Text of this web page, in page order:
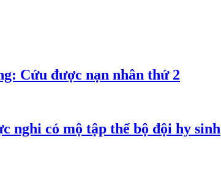
Cứu được nạn nhân thứ 2
nghi có mộ tập thể bộ đội hy sinh